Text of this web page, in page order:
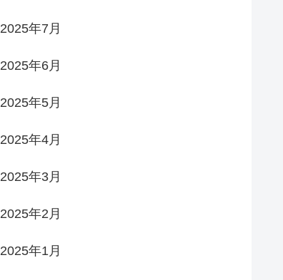
2025年7月
2025年6月
2025年5月
2025年4月
2025年3月
2025年2月
2025年1月